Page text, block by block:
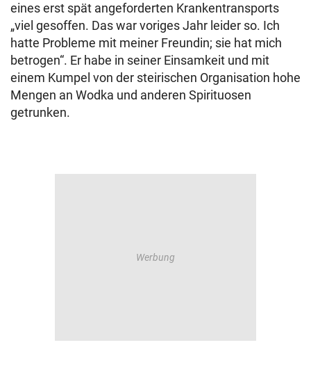
eines erst spät angeforderten Krankentransports
„viel gesoffen. Das war voriges Jahr leider so. Ich
hatte Probleme mit meiner Freundin; sie hat mich
betrogen“. Er habe in seiner Einsamkeit und mit
einem Kumpel von der steirischen Organisation hohe
Mengen an Wodka und anderen Spirituosen
getrunken.